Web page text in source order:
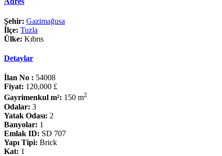
Şehir: Gazimağusa
İlçe: Tuzla
Ülke: Kıbrıs
Detaylar
İlan No : 54008
Fiyat: 120,000 £
Gayrimenkul m²: 150 m2
Odalar: 3
Yatak Odası: 2
Banyolar: 1
Emlak ID: SD 707
Yapı Tipi: Brick
Kat: 1